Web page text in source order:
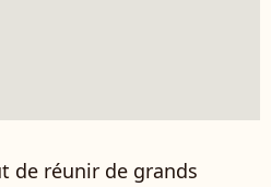
de réunir de grands